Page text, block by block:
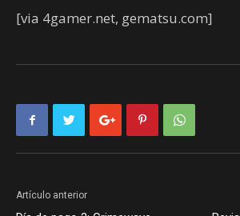
[via 4gamer.net, gematsu.com]
Artículo anterior